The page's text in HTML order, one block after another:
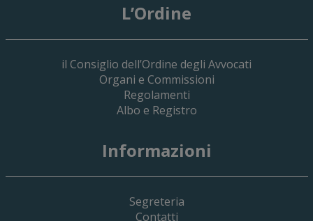
19 Giugno 2026
L’Ordine
il Consiglio dell’Ordine degli Avvocati
Organi e Commissioni
Regolamenti
Albo e Registro
Informazioni
Segreteria
Contatti